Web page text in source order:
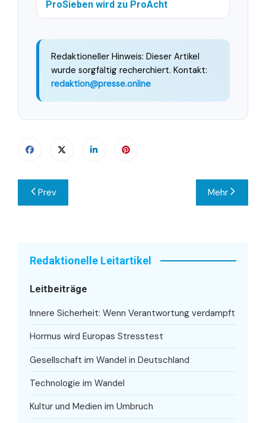
ProSieben wird zu ProAcht
Redaktioneller Hinweis: Dieser Artikel
wurde sorgfältig recherchiert. Kontakt:
redaktion@presse.online
Beitragsnavigation
Prev Mehr
Redaktionelle Leitartikel
Leitbeiträge
Innere Sicherheit: Wenn Verantwortung verdampft
Hormus wird Europas Stresstest
Gesellschaft im Wandel in Deutschland
Technologie im Wandel
Kultur und Medien im Umbruch